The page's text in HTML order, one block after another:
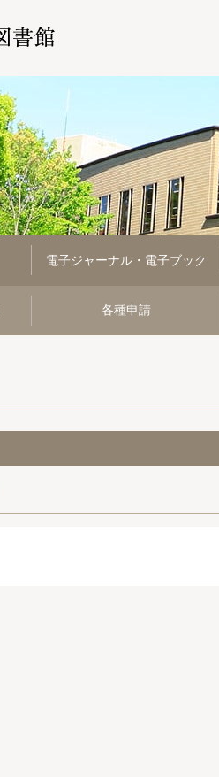
電子ジャーナル・電子ブック
各種申請